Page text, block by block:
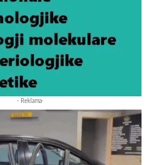
- Reklama-